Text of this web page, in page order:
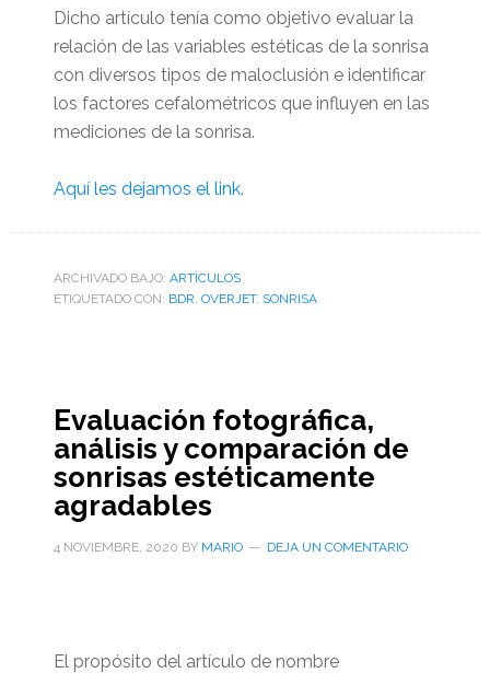
Dicho artículo tenía como objetivo evaluar la
relación de las variables estéticas de la sonrisa
con diversos tipos de maloclusión e identificar
los factores cefalométricos que influyen en las
mediciones de la sonrisa.
Aquí les dejamos el link.
ARCHIVADO BAJO: ARTÌCULOS
ETIQUETADO CON: BDR, OVERJET, SONRISA
Evaluación fotográfica,
análisis y comparación de
sonrisas estéticamente
agradables
4 NOVIEMBRE, 2020 BY MARIO DEJA UN COMENTARIO
El propósito del artículo de nombre